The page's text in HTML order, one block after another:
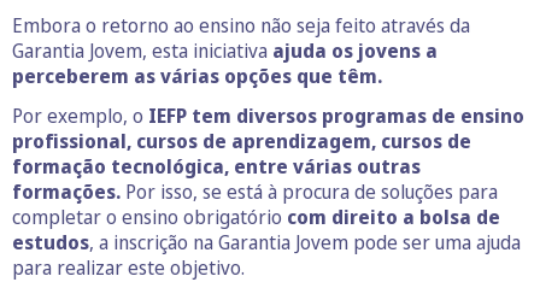
Embora o retorno ao ensino não seja feito através da
Garantia Jovem, esta iniciativa ajuda os jovens a
perceberem as várias opções que têm.
Por exemplo, o IEFP tem diversos programas de ensino
profissional, cursos de aprendizagem, cursos de
formação tecnológica, entre várias outras
formações. Por isso, se está à procura de soluções para
completar o ensino obrigatório com direito a bolsa de
estudos, a inscrição na Garantia Jovem pode ser uma ajuda
para realizar este objetivo.